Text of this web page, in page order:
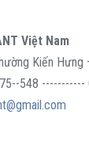
Việt Nam
Kiến Hưng
548 -----------